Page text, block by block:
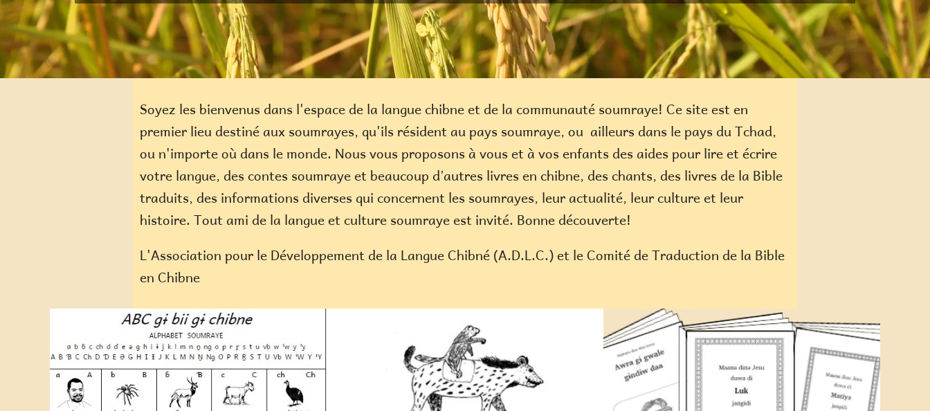
Soyez les bienvenus dans l'espace de la langue chibne et de la communauté soumraye! Ce site est en
premier lieu destiné aux soumrayes, qu'ils résident au pays soumraye, ou ailleurs dans le pays du Tchad,
ou n'importe où dans le monde. Nous vous proposons à vous et à vos enfants des aides pour lire et écrire
votre langue, des contes soumraye et beaucoup d’autres livres en chibne, des chants, des livres de la Bible
traduits, des informations diverses qui concernent les soumrayes, leur actualité, leur culture et leur
histoire. Tout ami de la langue et culture soumraye est invité. Bonne découverte!
L'Association pour le Développement de la Langue Chibné (A.D.L.C.) et le Comité de Traduction de la Bible
en Chibne